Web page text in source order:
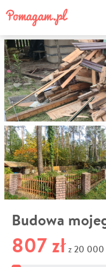
Budowa
807 zł z 20 000